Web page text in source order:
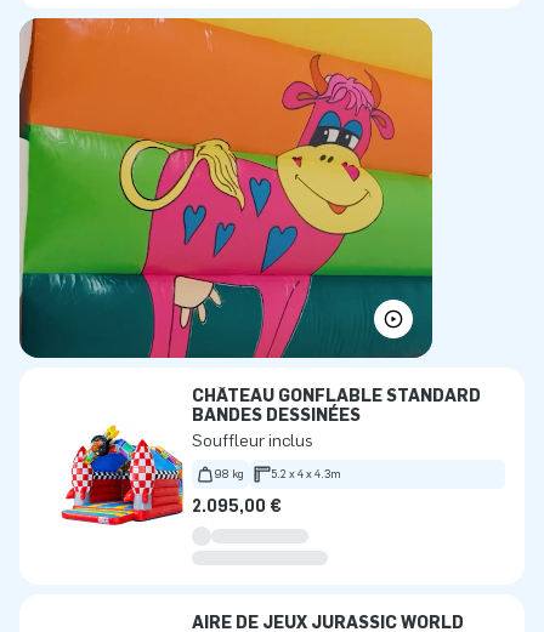
CHÂTEAU GONFLABLE STANDARD
BANDES DESSINÉES
Souffleur inclus
98 kg 5.2 x 4 x 4.3m
2.095,00 €
AIRE DE JEUX JURASSIC WORLD